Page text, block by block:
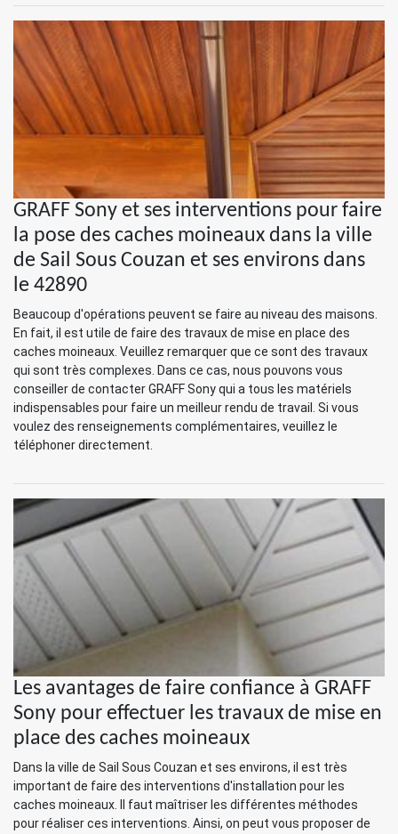
GRAFF Sony et ses interventions pour faire
la pose des caches moineaux dans la ville
de Sail Sous Couzan et ses environs dans
le 42890
Beaucoup d'opérations peuvent se faire au niveau des maisons.
En fait, il est utile de faire des travaux de mise en place des
caches moineaux. Veuillez remarquer que ce sont des travaux
qui sont très complexes. Dans ce cas, nous pouvons vous
conseiller de contacter GRAFF Sony qui a tous les matériels
indispensables pour faire un meilleur rendu de travail. Si vous
voulez des renseignements complémentaires, veuillez le
téléphoner directement.
Les avantages de faire confiance à GRAFF
Sony pour effectuer les travaux de mise en
place des caches moineaux
Dans la ville de Sail Sous Couzan et ses environs, il est très
important de faire des interventions d'installation pour les
caches moineaux. Il faut maîtriser les différentes méthodes
pour réaliser ces interventions. Ainsi, on peut vous proposer de